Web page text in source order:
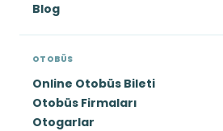
Blog
OTOBÜS
Online Otobüs Bileti
Otobüs Firmaları
Otogarlar